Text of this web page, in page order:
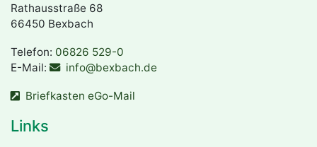
Rathausstraße 68
66450 Bexbach
Telefon: 06826 529-0
E-Mail:
info@bexbach.de
Briefkasten eGo-Mail
Links